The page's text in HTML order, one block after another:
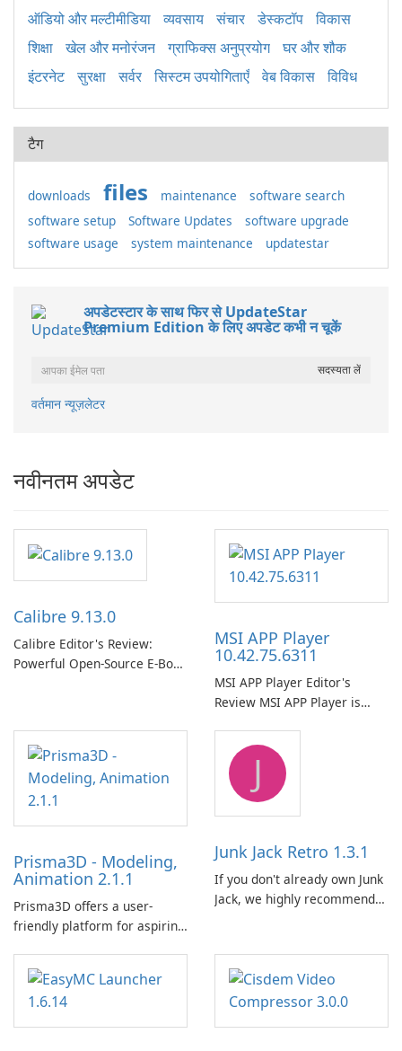
ऑडियो और मल्टीमीडिया व्यवसाय संचार डेस्कटॉप
विकास
शिक्षा
खेल और मनोरंजन ग्राफिक्स अनुप्रयोग
घर और शौक
इंटरनेट
सुरक्षा सर्वर सिस्टम उपयोगिताएँ वेब विकास विविध
टैग
downloads files maintenance
software search
software setup
Software Updates
software upgrade
software usage
system maintenance updatestar
अपडेटस्टार के साथ फिर से UpdateStar
Premium Edition के लिए अपडेट कभी न चूकें
वर्तमान न्यूज़लेटर
नवीनतम अपडेट
Calibre 9.13.0
Calibre Editor's Review:
Powerful Open-Source E‑Book
source e-book management
suite that consolidates
library organization, format
conversion, reading, editing
…
MSI APP Player
10.42.75.6311
MSI APP Player Editor's
Review MSI APP Player is
emulator built atop the
BlueStacks engine and tuned
for MSI hardware.
Prisma3D - Modeling,
Animation 2.1.1
Prisma3D offers a user-
friendly platform for aspiring
imagination to life. With a
wide range of tools and
features, this app allows
users to easily design 3D
J
Junk Jack Retro 1.3.1
If you don't already own Junk
Jack, we highly recommend
This game is where it all
began! Junk Jack Retro,
formerly known as Junk Jack,